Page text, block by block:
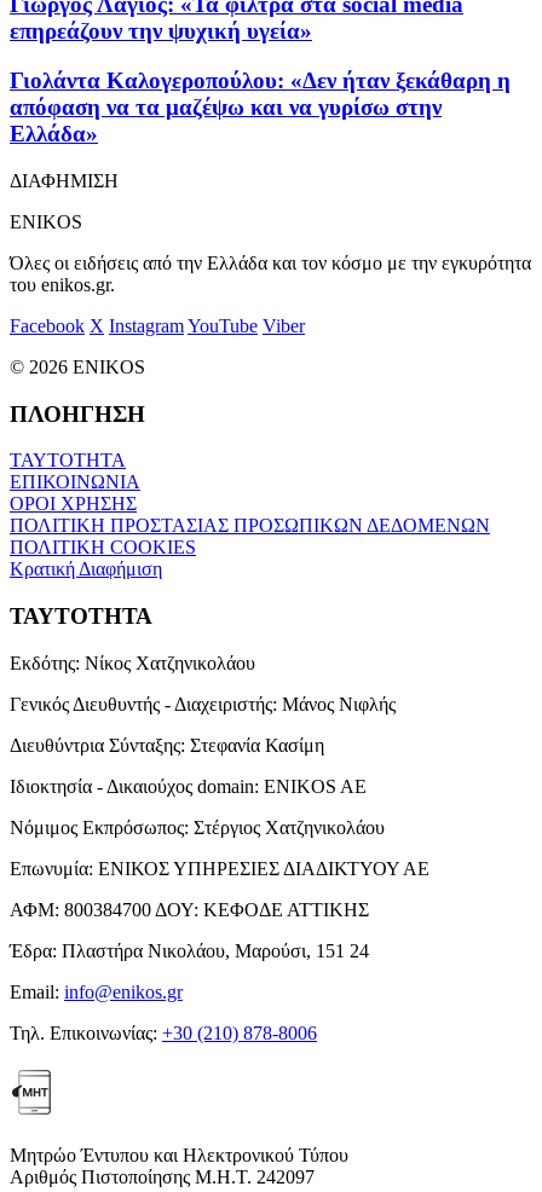
επηρεάζουν την ψυχική υγεία»
Γιολάντα Καλογεροπούλου: «Δεν ήταν ξεκάθαρη η
απόφαση να τα μαζέψω και να γυρίσω στην
Ελλάδα»
ΔΙΑΦΗΜΙΣΗ
ENIKOS
Όλες οι ειδήσεις από την Ελλάδα και τον κόσμο με την εγκυρότητα
του enikos.gr.
Facebook X InstagramYouTube Viber
© 2026 ENIKOS
ΠΛΟΗΓΗΣΗ
ΤΑΥΤΟΤΗΤΑ
ΕΠΙΚΟΙΝΩΝΙΑ
ΟΡΟΙ ΧΡΗΣΗΣ
ΠΟΛΙΤΙΚΗ ΠΡΟΣΤΑΣΙΑΣ ΠΡΟΣΩΠΙΚΩΝ ΔΕΔΟΜΕΝΩΝ
ΠΟΛΙΤΙΚΗ COOKIES
Κρατική Διαφήμιση
ΤΑΥΤΟΤΗΤΑ
Εκδότης: Νίκος Χατζηνικολάου
Γενικός Διευθυντής - Διαχειριστής: Μάνος Νιφλής
Διευθύντρια Σύνταξης: Στεφανία Κασίμη
Ιδιοκτησία - Δικαιούχος domain: ENIKOS AE
Νόμιμος Εκπρόσωπος: Στέργιος Χατζηνικολάου
Επωνυμία: ΕΝΙΚΟΣ ΥΠΗΡΕΣΙΕΣ ΔΙΑΔΙΚΤΥΟΥ ΑΕ
ΑΦΜ: 800384700 ΔΟΥ: ΚΕΦΟΔΕ ΑΤΤΙΚΗΣ
Έδρα: Πλαστήρα Νικολάου, Μαρούσι, 151 24
Email: info@enikos.gr
Τηλ. Επικοινωνίας: +30 (210) 878-8006
Μητρώο Έντυπου και Ηλεκτρονικού Τύπου
Αριθμός Πιστοποίησης Μ.Η.Τ. 242097